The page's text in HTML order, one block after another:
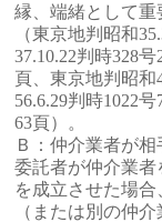
縁、端緒として
（東京地判昭和
37.10.22判時328
頁、東京地判昭和
56.6.29判時1022
63頁）。
Ｂ：仲介業者が
委託者が仲介業
を成立させた場
（または別の仲